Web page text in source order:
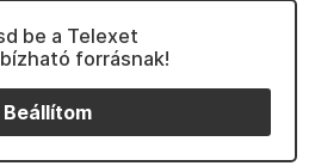
be a Telexet
forrásnak!
Beállítom